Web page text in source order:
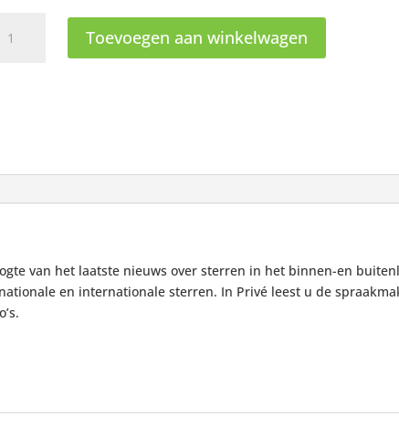
Toevoegen aan winkelwagen
van het laatste nieuws over sterren in het binnen-en
en internationale sterren. In Privé leest u de